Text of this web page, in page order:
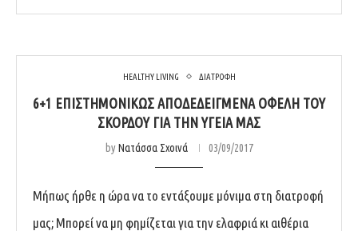
HEALTHY LIVING ΔΙΑΤΡΟΦΗ
6+1 ΕΠΙΣΤΗΜΟΝΙΚΏΣ ΑΠΟΔΕΔΕΙΓΜΈΝΑ ΟΦΈΛΗ ΤΟΥ
ΣΚΌΡΔΟΥ ΓΙΑ ΤΗΝ ΥΓΕΊΑ ΜΑΣ
byΝατάσσα Σχοινά 03/09/2017
Μήπως ήρθε η ώρα να το εντάξουμε μόνιμα στη διατροφή
μας; Μπορεί να μη φημίζεται για την ελαφριά κι αιθέρια